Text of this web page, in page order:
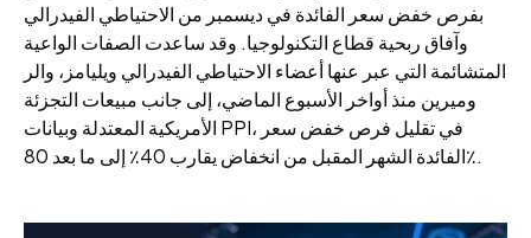
بفرص خفض سعر الفائدة في ديسمبر من الاحتياطي الفيدرالي
وآفاق ربحية قطاع التكنولوجيا. وقد ساعدت الصفات الواعية
المتشائمة التي عبر عنها أعضاء الاحتياطي الفيدرالي ويليامز، والر
وميرين منذ أواخر الأسبوع الماضي، إلى جانب مبيعات التجزئة
الأمريكية المعتدلة وبيانات PPI، في تقليل فرص خفض سعر
الفائدة الشهر المقبل من انخفاض يقارب 40٪ إلى ما بعد 80٪.